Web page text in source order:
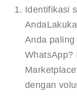
Identifikasi
Anda
Anda
WhatsApp?
dengan